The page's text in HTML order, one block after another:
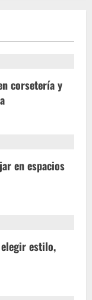
corsetería y
en espacios
estilo,